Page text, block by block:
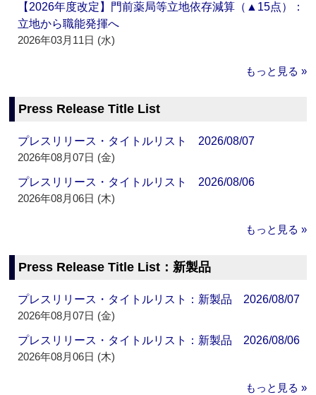
【2026年度改定】門前薬局等立地依存減算（▲15点）：
立地から職能発揮へ
2026年03月11日 (水)
もっと見る »
Press Release Title List
プレスリリース・タイトルリスト 2026/08/07
2026年08月07日 (金)
プレスリリース・タイトルリスト 2026/08/06
2026年08月06日 (木)
もっと見る »
Press Release Title List：新製品
プレスリリース・タイトルリスト：新製品 2026/08/07
2026年08月07日 (金)
プレスリリース・タイトルリスト：新製品 2026/08/06
2026年08月06日 (木)
もっと見る »